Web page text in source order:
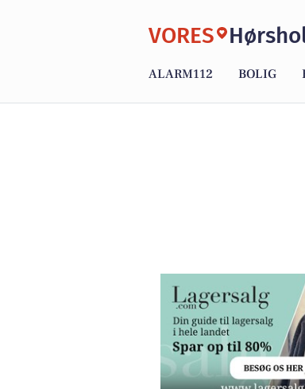
VORES
ALARM112 BOLIG